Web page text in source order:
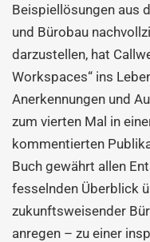
Beispiellösungen aus
und Bürobau
darzustellen, hat
Workspaces“ ins
Anerkennungen und
zum vierten Mal in
kommentierten
Buch gewährt allen
fesselnden Überblick
zukunftsweisender
anregen – zu einer